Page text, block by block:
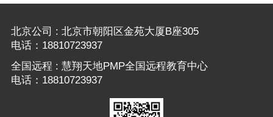
北京公司 : 北京市朝阳区金苑大厦B座305
电话：18810723937
全国远程 : 慧翔天地PMP全国远程教育中心
电话：18810723937